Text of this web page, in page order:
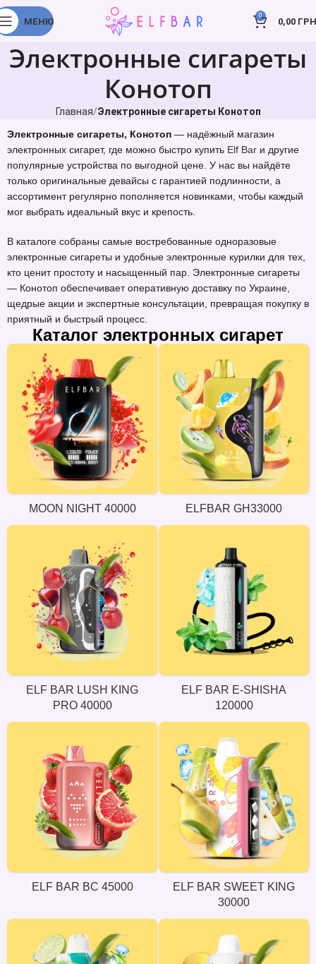
МЕНЮ
0
0,00
Электронные сигареты
Конотоп
Главная Электронные сигареты Конотоп
Электронные сигареты, Конотоп — надёжный магазин
электронных сигарет, где можно быстро купить Elf Bar и другие
популярные устройства по выгодной цене. У нас вы найдёте
только оригинальные девайсы с гарантией подлинности, а
ассортимент регулярно пополняется новинками, чтобы каждый
мог выбрать идеальный вкус и крепость.
В каталоге собраны самые востребованные одноразовые
электронные сигареты и удобные электронные курилки для тех,
кто ценит простоту и насыщенный пар. Электронные сигареты
— Конотоп обеспечивает оперативную доставку по Украине,
щедрые акции и экспертные консультации, превращая покупку в
приятный и быстрый процесс.
Каталог электронных сигарет
MOON NIGHT 40000 ELFBAR GH33000
ELF BAR LUSH KING
PRO 40000
ELF BAR E-SHISHA
120000
ELF BAR BC 45000
ELF BAR SWEET KING
30000